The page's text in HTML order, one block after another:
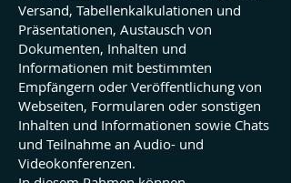
Versand, Tabellenkalkulationen und
Präsentationen, Austausch von
Dokumenten, Inhalten und
Informationen mit bestimmten
Empfängern oder Veröffentlichung von
Webseiten, Formularen oder sonstigen
Inhalten und Informationen sowie Chats
und Teilnahme an Audio- und
Videokonferenzen.